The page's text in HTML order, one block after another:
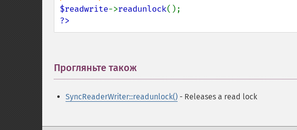
$readwrite->readunlock
?>
Прогляньте також
SyncReaderWriter::readunlock() - Releases a read lock